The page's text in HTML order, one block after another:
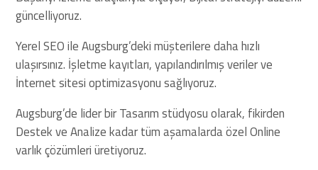
güncelliyoruz.
Yerel SEO ile Augsburg’deki müşterilere daha hızlı
ulaşırsınız. İşletme kayıtları, yapılandırılmış veriler ve
İnternet sitesi optimizasyonu sağlıyoruz.
Augsburg’de lider bir Tasarım stüdyosu olarak, fikirden
Destek ve Analize kadar tüm aşamalarda özel Online
varlık çözümleri üretiyoruz.